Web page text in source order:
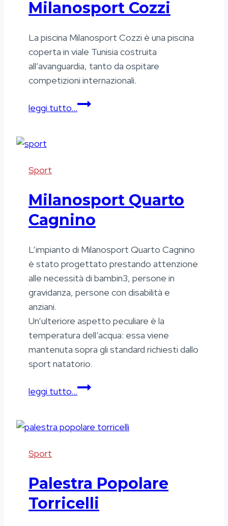
Milanosport Cozzi
La piscina Milanosport Cozzi è una piscina
coperta in viale Tunisia costruita
all’avanguardia, tanto da ospitare
competizioni internazionali.
leggi tutto…Milanosport
Sport
Milanosport Quarto
Cagnino
L’impianto di Milanosport Quarto Cagnino
è stato progettato prestando attenzione
alle necessità di bambin3, persone in
gravidanza, persone con disabilità e
anziani.
Un’ulteriore aspetto peculiare è la
temperatura dell’acqua: essa viene
mantenuta sopra gli standard richiesti dallo
sport natatorio.
leggi tutto…Milanosport
Sport
Palestra Popolare
Torricelli